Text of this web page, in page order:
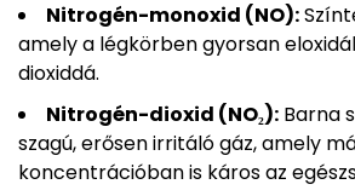
Nitrogén-monoxid (NO):
amely a légkörben gyorsan
dioxiddá.
Nitrogén-dioxid (NO₂): Barna
szagú, erősen irritáló gáz, amely
koncentrációban is káros az